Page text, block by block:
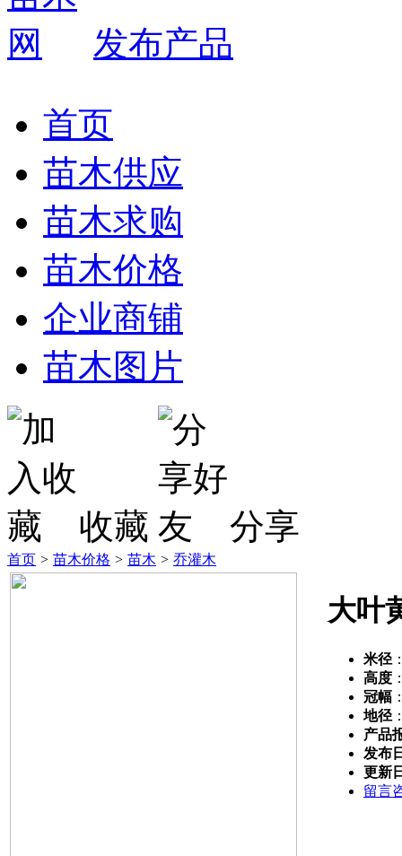
发布产品
首页
苗木供应
苗木求购
苗木价格
企业商铺
苗木图片
收藏 分享
首页 > 苗木价格 > 苗木 > 乔灌木
大叶
米径
高度
冠幅
地径
产品
发布
更新
留言